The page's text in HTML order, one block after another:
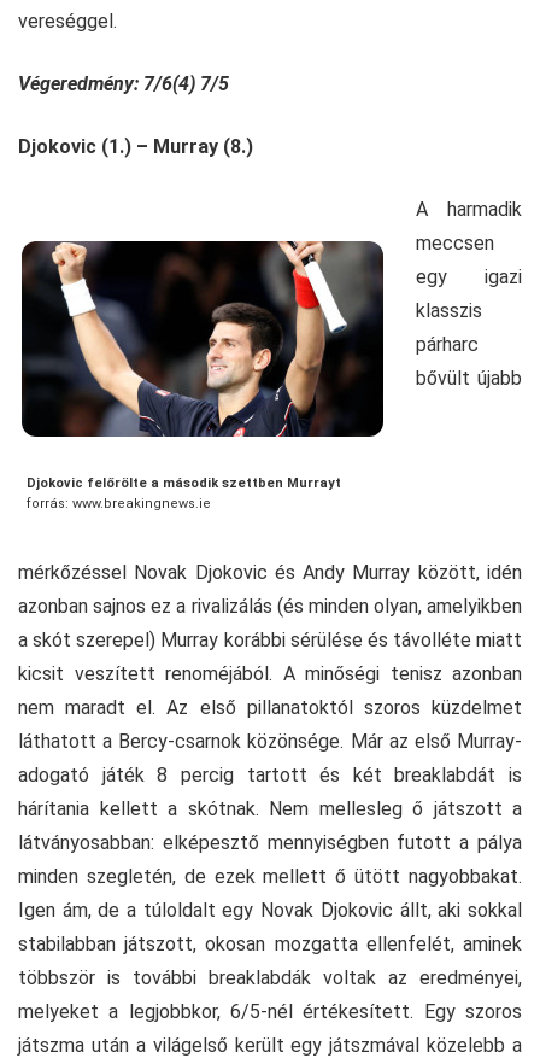
vereséggel.
Végeredmény: 7/6(4) 7/5
Djokovic (1.) – Murray (8.)
Djokovic felőrölte a második szettben Murrayt
forrás: www.breakingnews.ie
A harmadik
meccsen
egy igazi
klasszis
párharc
bővült újabb
mérkőzéssel Novak Djokovic és Andy Murray között, idén
azonban sajnos ez a rivalizálás (és minden olyan, amelyikben
a skót szerepel) Murray korábbi sérülése és távolléte miatt
kicsit veszített renoméjából. A minőségi tenisz azonban
nem maradt el. Az első pillanatoktól szoros küzdelmet
láthatott a Bercy-csarnok közönsége. Már az első Murray-
adogató játék 8 percig tartott és két breaklabdát is
hárítania kellett a skótnak. Nem mellesleg ő játszott a
látványosabban: elképesztő mennyiségben futott a pálya
minden szegletén, de ezek mellett ő ütött nagyobbakat.
Igen ám, de a túloldalt egy Novak Djokovic állt, aki sokkal
stabilabban játszott, okosan mozgatta ellenfelét, aminek
többször is további breaklabdák voltak az eredményei,
melyeket a legjobbkor, 6/5-nél értékesített. Egy szoros
játszma után a világelső került egy játszmával közelebb a